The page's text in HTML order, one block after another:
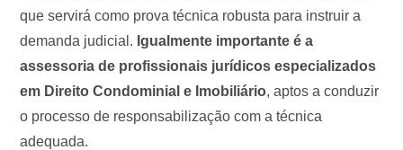
que servirá como prova técnica robusta para instruir a
demanda judicial. Igualmente importante é a
assessoria de profissionais jurídicos especializados
em Direito Condominial e Imobiliário, aptos a conduzir
o processo de responsabilização com a técnica
adequada.